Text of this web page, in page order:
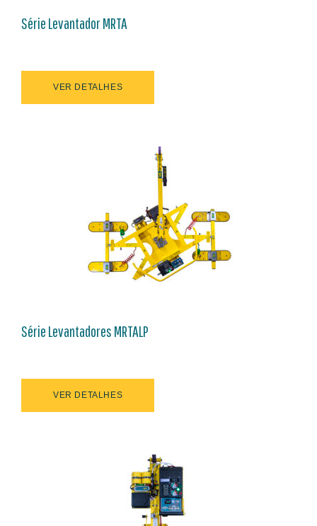
Série Levantador MRTA
VER DETALHES
Série Levantadores MRTALP
VER DETALHES